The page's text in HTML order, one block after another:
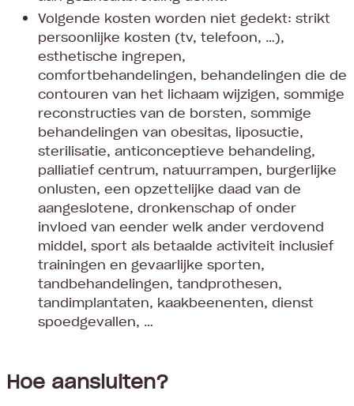
Volgende kosten worden niet gedekt: strikt
persoonlijke kosten (tv, telefoon, …),
esthetische ingrepen,
comfortbehandelingen, behandelingen die de
contouren van het lichaam wijzigen, sommige
reconstructies van de borsten, sommige
behandelingen van obesitas, liposuctie,
sterilisatie, anticonceptieve behandeling,
palliatief centrum, natuurrampen, burgerlijke
onlusten, een opzettelijke daad van de
aangeslotene, dronkenschap of onder
invloed van eender welk ander verdovend
middel, sport als betaalde activiteit inclusief
trainingen en gevaarlijke sporten,
tandbehandelingen, tandprothesen,
tandimplantaten, kaakbeenenten, dienst
spoedgevallen, …
Hoe aansluiten?